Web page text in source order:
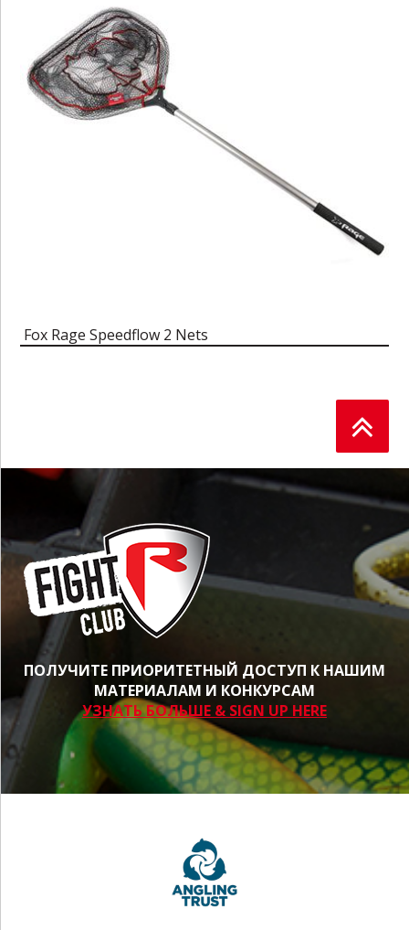
Fox Rage Speedflow 2 Nets
ПОЛУЧИТЕ ПРИОРИТЕТНЫЙ ДОСТУП К НАШИМ
МАТЕРИАЛАМ И КОНКУРСАМ
УЗНАТЬ БОЛЬШЕ & SIGN UP HERE